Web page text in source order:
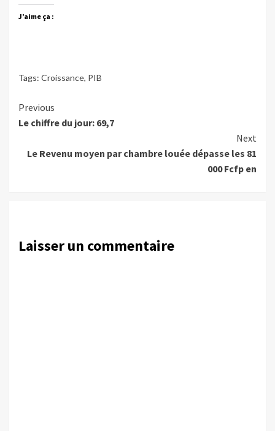
J’aime ça :
Tags: Croissance, PIB
Continue
Reading
Previous
Le chiffre du jour: 69,7
Next
Le Revenu moyen par chambre louée dépasse les 81
000 Fcfp en
Laisser un commentaire